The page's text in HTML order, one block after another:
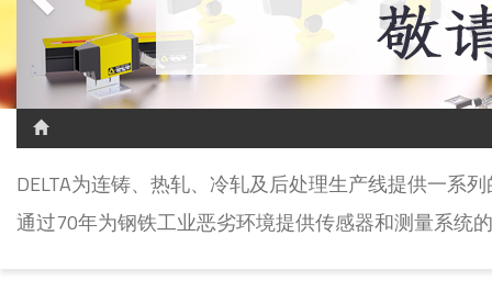
DELTA为连铸、热轧、冷轧及后处理生产线提供一系
通过70年为钢铁工业恶劣环境提供传感器和测量系统